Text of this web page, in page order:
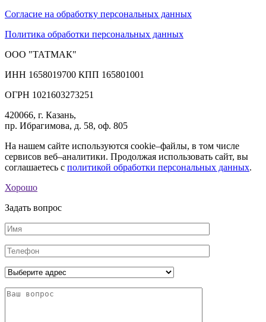
Согласие на обработку персональных данных
Политика обработки персональных данных
ООО "ТАТМАК"
ИНН 1658019700 КПП 165801001
ОГРН 1021603273251
420066, г. Казань,
пр. Ибрагимова, д. 58, оф. 805
На нашем сайте используются cookie–файлы, в том числе
сервисов веб–аналитики. Продолжая использовать сайт, вы
соглашаетесь с политикой обработки персональных данных.
Хорошо
Задать вопрос